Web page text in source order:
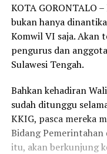
KOTA GORONTALO
bukan hanya
Komwil VI saja. Akan
pengurus dan
Sulawesi Tengah.
Bahkan kehadiran
sudah ditunggu
KKIG, pasca mereka
Bidang Pemerintahan
itu, akan berkunjung